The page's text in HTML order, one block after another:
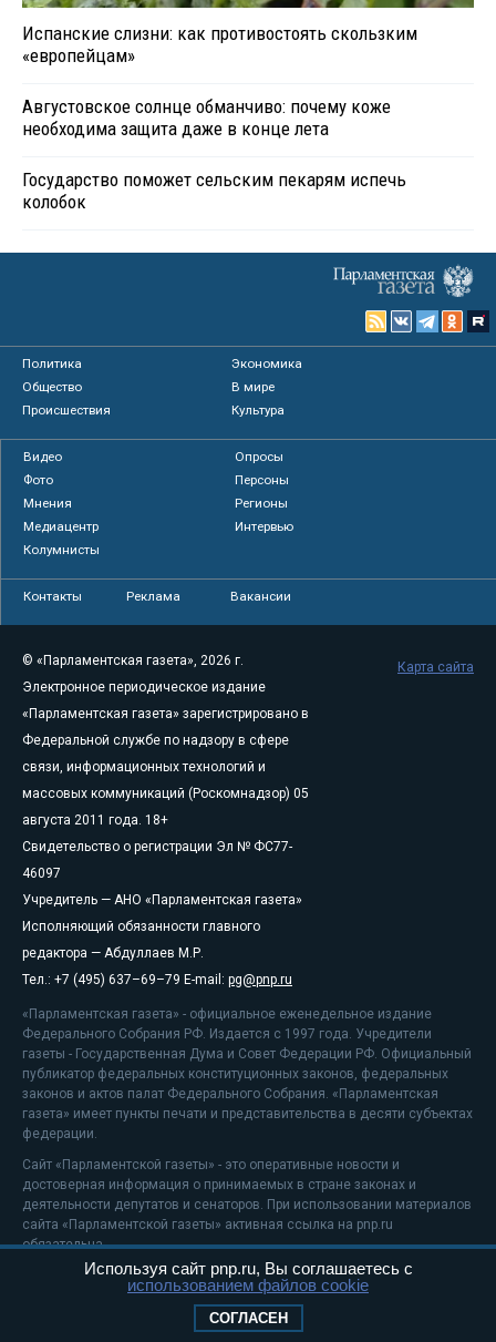
Испанские слизни: как противостоять скользким
«европейцам»
Августовское солнце обманчиво: почему коже
необходима защита даже в конце лета
Государство поможет сельским пекарям испечь
колобок
Политика
Экономика
Общество
В мире
Происшествия
Культура
Видео
Опросы
Фото
Персоны
Мнения
Регионы
Медиацентр
Интервью
Колумнисты
Контакты Реклама Вакансии
© «Парламентская газета», 2026 г.
Электронное периодическое издание
«Парламентская газета» зарегистрировано в
Федеральной службе по надзору в сфере
связи, информационных технологий и
массовых коммуникаций (Роскомнадзор) 05
августа 2011 года. 18+
Свидетельство о регистрации Эл № ФС77-
46097
Учредитель — АНО «Парламентская газета»
Исполняющий обязанности главного
редактора — Абдуллаев М.Р.
Тел.: +7 (495) 637–69–79 E-mail: pg@pnp.ru
«Парламентская газета» - официальное еженедельное издание
Федерального Собрания РФ. Издается с 1997 года. Учредители
газеты - Государственная Дума и Совет Федерации РФ. Официальный
публикатор федеральных конституционных законов, федеральных
законов и актов палат Федерального Собрания. «Парламентская
газета» имеет пункты печати и представительства в десяти субъектах
федерации.
Сайт «Парламентской газеты» - это оперативные новости и
достоверная информация о принимаемых в стране законах и
деятельности депутатов и сенаторов. При использовании материалов
сайта «Парламентской газеты» активная ссылка на pnp.ru
обязательна.
На информационном ресурсе применяютсярекомендательные
Положение о защите персональных данных
Карта сайта
Используя сайт pnp.ru, Вы соглашаетесь с
использованием файлов cookie
СОГЛАСЕН